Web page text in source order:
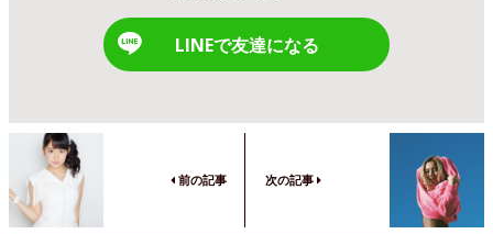
LINEで友達になる
前の記事 次の記事